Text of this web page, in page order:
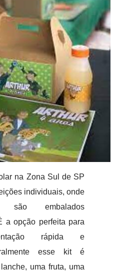
na Zona Sul de SP
individuais, onde
são embalados
a opção perfeita para
rápida e
esse kit é
uma fruta, uma